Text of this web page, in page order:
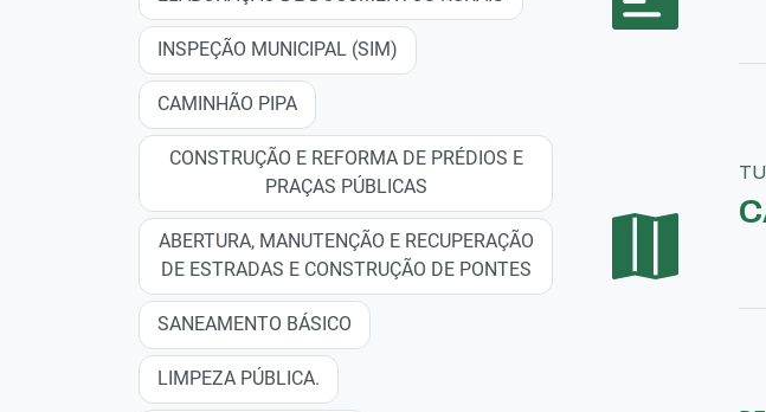
INSPEÇÃO MUNICIPAL (SIM)
CAMINHÃO PIPA
CONSTRUÇÃO E REFORMA DE PRÉDIOS E
PRAÇAS PÚBLICAS
ABERTURA, MANUTENÇÃO E RECUPERAÇÃO
DE ESTRADAS E CONSTRUÇÃO DE PONTES
SANEAMENTO BÁSICO
LIMPEZA PÚBLICA.